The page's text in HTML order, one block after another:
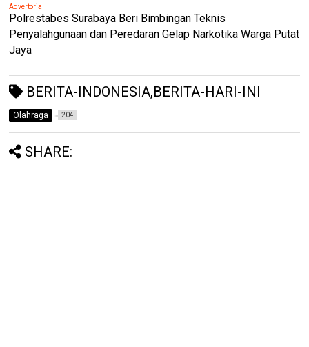
Advertorial
Polrestabes Surabaya Beri Bimbingan Teknis
Penyalahgunaan dan Peredaran Gelap Narkotika Warga Putat
Jaya
BERITA-INDONESIA,BERITA-HARI-INI
Olahraga 204
SHARE: